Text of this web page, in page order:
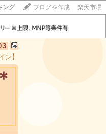
ング ブログを作成 楽天市場
ン】